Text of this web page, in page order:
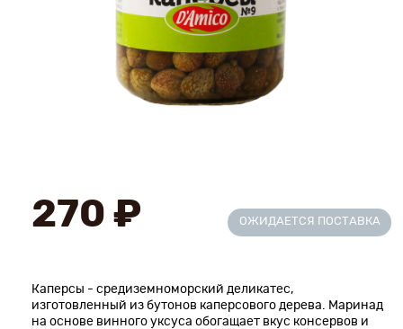
Контакты
270 ₽ ОЖИДАЕТСЯ ПОСТАВКА
Каперсы - средиземноморский деликатес,
изготовленный из бутонов каперсового дерева. Маринад
на основе винного уксуса обогащает вкус консервов и